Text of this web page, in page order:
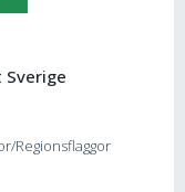
Sverige
Regionsflaggor